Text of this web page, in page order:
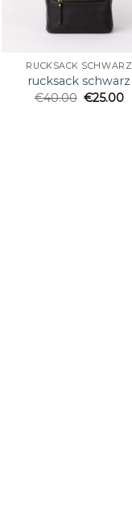
RUCKSACK SCHWARZ
rucksack schwarz
€40.00 €25.00